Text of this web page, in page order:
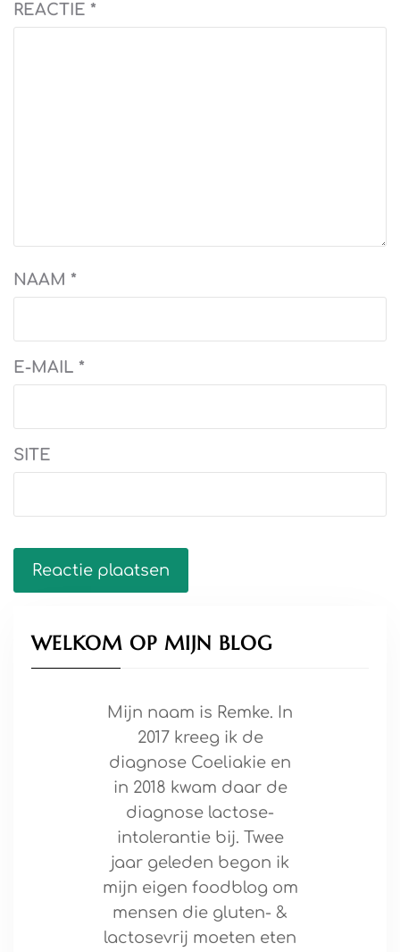
REACTIE *
NAAM *
E-MAIL *
SITE
WELKOM OP MIJN BLOG
Mijn naam is Remke. In
2017 kreeg ik de
diagnose Coeliakie en
in 2018 kwam daar de
diagnose lactose-
intolerantie bij. Twee
jaar geleden begon ik
mijn eigen foodblog om
mensen die gluten- &
lactosevrij moeten eten